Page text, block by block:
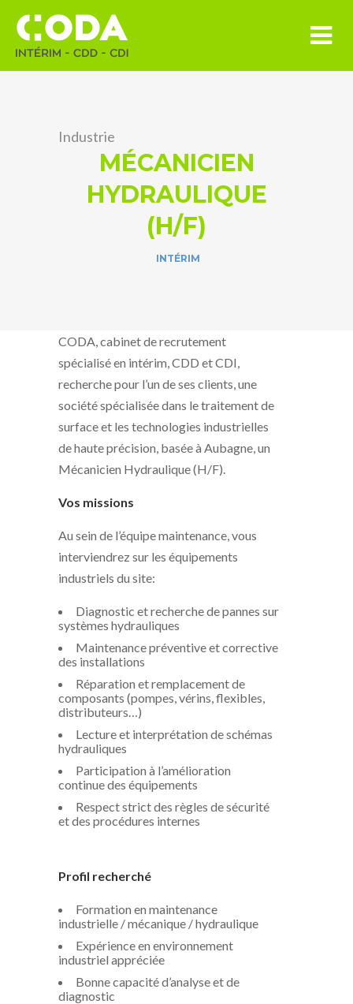
Industrie
MÉCANICIEN
HYDRAULIQUE
(H/F)
INTÉRIM
CODA, cabinet de recrutement
spécialisé en intérim, CDD et CDI,
recherche pour l’un de ses clients, une
société spécialisée dans le traitement de
surface et les technologies industrielles
de haute précision, basée à Aubagne, un
Mécanicien Hydraulique (H/F).
Vos missions
Au sein de l’équipe maintenance, vous
interviendrez sur les équipements
industriels du site:
Diagnostic et recherche de pannes sur
systèmes hydrauliques
Maintenance préventive et corrective
des installations
Réparation et remplacement de
composants (pompes, vérins, flexibles,
distributeurs…)
Lecture et interprétation de schémas
hydrauliques
Participation à l’amélioration
continue des équipements
Respect strict des règles de sécurité
et des procédures internes
Profil recherché
Formation en maintenance
industrielle / mécanique / hydraulique
Expérience en environnement
industriel appréciée
Bonne capacité d’analyse et de
diagnostic